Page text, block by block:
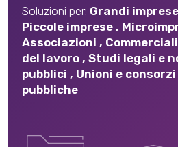
Soluzioni per: Grandi imprese
Piccole imprese ,
Associazioni ,
del lavoro , Studi legali e
pubblici , Unioni e consorzi
pubbliche